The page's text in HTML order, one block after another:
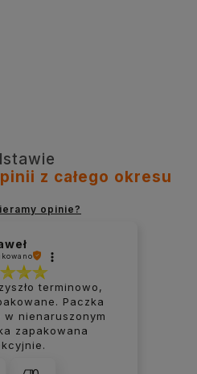
z całego okresu
opinie?
terminowo,
Paczka
w nienaruszonym
zapakowana